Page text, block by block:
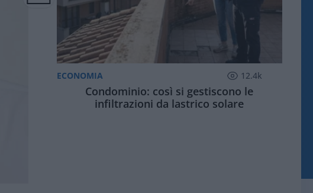
ECONOMIA 12.4k
Condominio: così si gestiscono le
infiltrazioni da lastrico solare